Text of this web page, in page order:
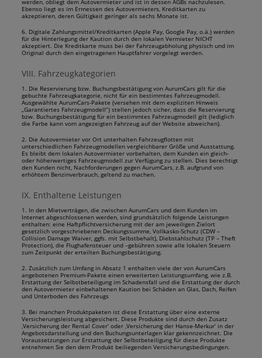
werden, obliegt dem Autovermieter und ist in dessen AGBs nachzulesen.
Ebenso liegt es im Ermessen des Autovermieters, Kreditkarten zu
akzeptieren, deren Gültigkeit geringer als sechs Monate ist.
6. Digitale Zahlungsmittel/Kreditkarten (Apple Pay, Google Pay, o.ä.) werden
für die Hinterlegung der Kaution durch den lokalen Vermieter NICHT
akzeptiert. Die Kreditkarte muss bei der Fahrzeugabholung physisch und im
Original durch den eingetragenen Hauptfahrer vorgelegt werden.
VIII. Fahrzeugkategorien
1. Die Reservierung bzw. Buchungsbestätigung von AurumCars gilt für die
gebuchte Fahrzeugkategorie, nicht für ein bestimmtes Fahrzeugmodell.
Ausgewählte AurumCars-Pakete (versehen mit dem expliziten Hinweis
„Garantiertes Fahrzeugmodell“) stellen jedoch sicher, dass die Reservierung
bzw. Buchungsbestätigung für ein bestimmtes Fahrzeugmodell gilt (lediglich
die Farbe kann vom angezeigten Fahrzeug auf der Website abweichen).
2. Die Autovermieter vor Ort unterhalten Fahrzeugflotten mit
unterschiedlichen Fahrzeugmodellen vergleichbarer Größe und Ausstattung.
Es bleibt dem lokalen Autovermieter vorbehalten, dem Kunden ein gleich-
oder höherwertiges Fahrzeugmodell zur Verfügung zu stellen. Dies berechtigt
den Kunden nicht, Nachforderungen gegen AurumCars, z.B. aufgrund von
erhöhtem Benzinverbrauch, geltend zu machen.
IX. Enthaltene Leistungen
1. In den Mietverträgen, die zwischen AurumCars und dem Kunden im
Internet abgeschlossenen werden, sind grundsätzlich folgende Leistungen
enthalten: eine Haftpflichtversicherung mit der am jeweiligen Zielort
gesetzlich vorgeschriebenen Deckungssumme, Vollkasko-Schutz (CDW –
Collision Damage Waiver, ggfs. mit Selbstbehalt), Diebstahlschutz (TP – Theft
Protection), die Flughafensteuer und –gebühren sowie alle lokalen Steuern
zum Zeitpunkt der erteilten Buchungsbestätigung.
2. Zusätzlich zum Umfang in Absatz 1 enthalten viele der von AurumCars
angebotenen Premium-Pakete einen erweiterten Leistungsumfang, wie z.B.
Erstattung der Selbstbeteiligung im Schadensfall und die Erstattung der durch
den Autovermieter einbehaltenen Kaution bei Schäden an Glas, Dach, Reifen
und Unterboden des Fahrzeugs
3. Bei manchen Produktpaketen ist diese Erstattung über eine externe
Versicherungsleistung abgesichert. Diese Produkte sind durch den Zusatz
‚Versicherung der Rental Cover‘ oder ‚Versicherung der Hanse-Merkur‘ in der
Angebotsdarstellung und den Buchungsunterlagen klar gekennzeichnet. Die
Voraussetzungen zur Erstattung der Selbstbeteiligung für diese Produkte
entnehmen Sie den dem Produkt beiliegenden Versicherungsbedingungen.